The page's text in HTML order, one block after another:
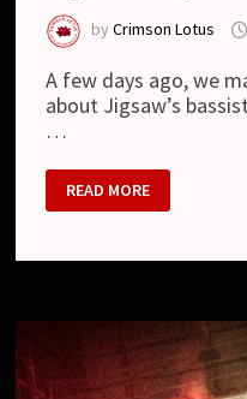
byCrimson Lotus
A few days ago, we
about Jigsaw’s
…
JIGSAW
–
DEPARTURE
BASSIST
READ MORE